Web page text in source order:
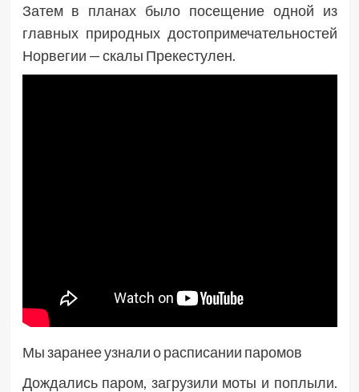
Затем в планах было посещение одной из
главных природных достопримечательностей
Норвегии — скалы Прекестулен.
Мы заранее узнали о расписании паромов
Дождались паром, загрузили моты и поплыли.